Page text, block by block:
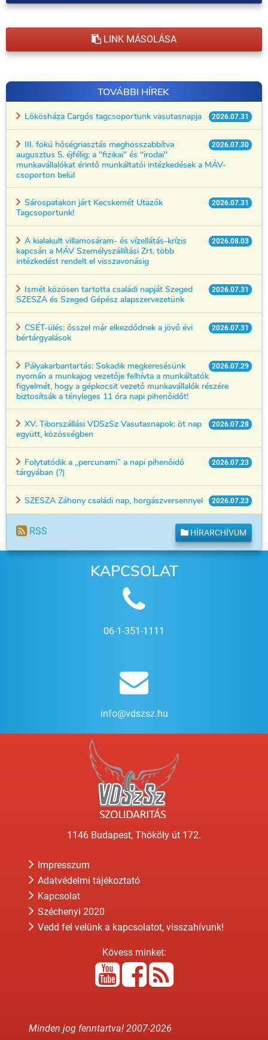
LINK MÁSOLÁSA
TOVÁBBI HÍREK
2026.07.31
Lökösháza Cargós tagcsoportunk vasutasnapja
2026.07.30
III. fokú hőségriasztás meghosszabbítva
augusztus 5. éjfélig: a "fizikai" és "irodai"
munkavállalókat érintő munkáltatói intézkedések a MÁV-
csoporton belül
2026.07.31
Sárospatakon járt Kecskemét Utazók
Tagcsoportunk!
2026.08.03
A kialakult villamosáram- és vízellátás-krízis
kapcsán a MÁV Személyszállítási Zrt. több
intézkedést rendelt el visszavonásig
2026.07.31
Ismét közösen tartotta családi napját Szeged
SZESZA és Szeged Gépész alapszervezetünk
2026.07.31
CSÉT-ülés: ősszel már elkezdődnek a jövő évi
bértárgyalások
2026.07.29
Pályakarbantartás: Sokadik megkeresésünk
nyomán a munkajog vezetője felhívta a munkáltatók
figyelmét, hogy a gépkocsit vezető munkavállalók részére
biztosítsák a tényleges 11 óra napi pihenőidőt!
2026.07.28
XV. Tiborszállási VDSzSz Vasutasnapok: öt nap
együtt, közösségben
2026.07.23
Folytatódik a „percunami” a napi pihenőidő
tárgyában (?)
2026.07.23
SZESZA Záhony családi nap, horgászversennyel
RSS HÍRARCHÍVUM
KAPCSOLAT
06-1-351-1111
info@vdszsz.hu
1146 Budapest, Thököly út 172.
Impresszum
Adatvédelmi tájékoztató
Kapcsolat
Széchenyi 2020
Vedd fel velünk a kapcsolatot, visszahívunk!
Kövess minket:
Minden jog fenntartva! 2007-2026